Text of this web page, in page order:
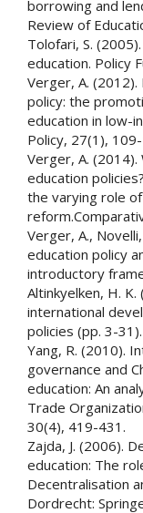
borrowing and
Review of
Tolofari, S.
education. Policy
Verger, A. (2012).
policy: the
education in low-
Policy, 27(1),
Verger, A.
education
the varying role
Verger, A.,
education policy
introductory
Altinkyelken, H. K.
international
policies (pp. 3-
Yang, R. (2010).
governance and
education: An
Trade
30(4), 419-431.
Zajda, J. (2006).
education: The
Decentralisation
Dordrecht: